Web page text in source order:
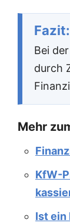
Fazit:
Bei
durch
Mehr
KfW-
Ist ein